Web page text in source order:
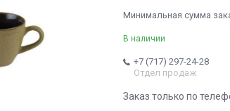
Минимальная сумма
В наличии
+7 (717) 297-24-28
Отдел продаж
Заказ только по